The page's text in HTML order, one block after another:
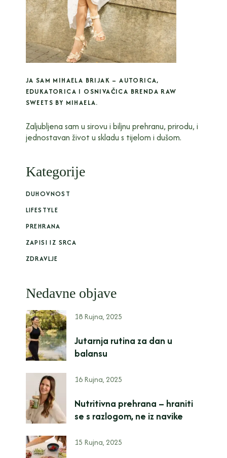
JA SAM MIHAELA BRIJAK – AUTORICA,
EDUKATORICA I OSNIVAČICA BRENDA RAW
SWEETS BY MIHAELA.
Zaljubljena sam u sirovu i biljnu prehranu, prirodu, i
jednostavan život u skladu s tijelom i dušom.
Kategorije
DUHOVNOST
LIFESTYLE
PREHRANA
ZAPISI IZ SRCA
ZDRAVLJE
Nedavne objave
18 Rujna, 2025
Jutarnja rutina za dan u
balansu
16 Rujna, 2025
Nutritivna prehrana – hraniti
se s razlogom, ne iz navike
15 Rujna, 2025